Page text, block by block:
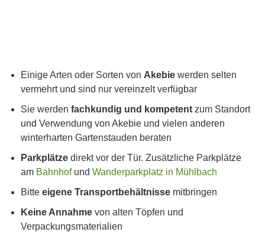
Einige Arten oder Sorten von Akebie werden selten
vermehrt und sind nur vereinzelt verfügbar
Sie werden fachkundig und kompetent zum Standort
und Verwendung von Akebie und vielen anderen
winterharten Gartenstauden beraten
Parkplätze direkt vor der Tür. Zusätzliche Parkplätze
am Bahnhofund Wanderparkplatz in Mühlbach
Bitte eigene Transportbehältnisse mitbringen
Keine Annahme von alten Töpfen und
Verpackungsmaterialien